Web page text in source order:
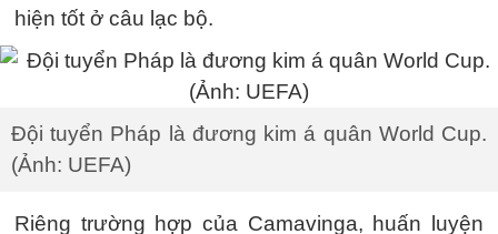
hiện tốt ở câu lạc bộ.
Đội tuyển Pháp là đương kim á quân World Cup.
(Ảnh: UEFA)
Riêng trường hợp của Camavinga, huấn luyện